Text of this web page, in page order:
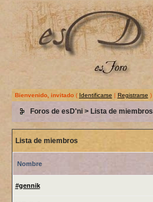
Bienvenido, invitado( Identificarse | Registrarse )
Foros de esD'ni> Lista de miembros
Lista de miembros
Nombre
#gennik